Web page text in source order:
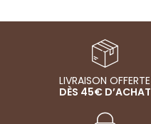
LIVRAISON OFFERTE
DÈS 45€ D’ACHAT